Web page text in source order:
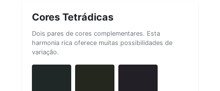
Cores Tetrádicas
Dois pares de cores complementares. Esta
harmonia rica oferece muitas possibilidades de
variação.